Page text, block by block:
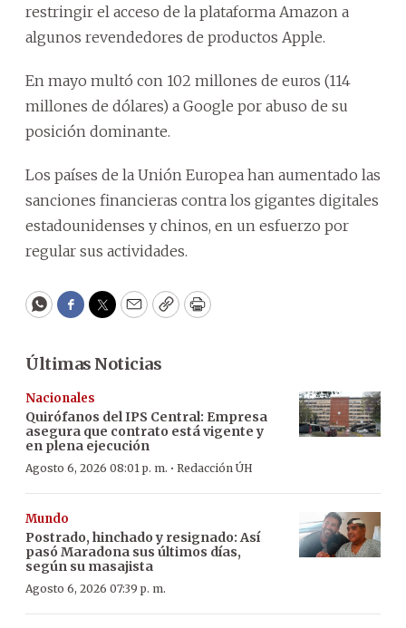
restringir el acceso de la plataforma Amazon a
algunos revendedores de productos Apple.
En mayo multó con 102 millones de euros (114
millones de dólares) a Google por abuso de su
posición dominante.
Los países de la Unión Europea han aumentado las
sanciones financieras contra los gigantes digitales
estadounidenses y chinos, en un esfuerzo por
regular sus actividades.
WhatsApp
Facebook
Twitter
EmailCopyPrint
Últimas Noticias
Nacionales
Quirófanos del IPS Central: Empresa
asegura que contrato está vigente y
en plena ejecución
Agosto 6, 2026 08:01 p. m. · Redacción ÚH
Mundo
Postrado, hinchado y resignado: Así
pasó Maradona sus últimos días,
según su masajista
Agosto 6, 2026 07:39 p. m.